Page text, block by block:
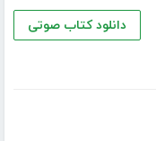
دانلود کتاب صوتی